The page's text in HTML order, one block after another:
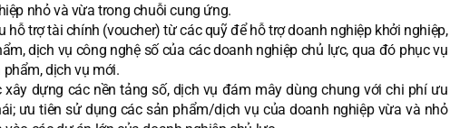
nhỏ và vừa trong chuỗi cung ứng.
trợ tài chính (voucher) từ các quỹ để hỗ trợ doanh nghiệp khởi nghiệp,
dịch vụ công nghệ số của các doanh nghiệp chủ lực, qua đó phục vụ
dịch vụ mới.
dựng các nền tảng số, dịch vụ đám mây dùng chung với chi phí ưu
ưu tiên sử dụng các sản phẩm/dịch vụ của doanh nghiệp vừa và nhỏ